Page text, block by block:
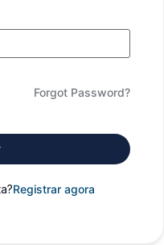
Forgot Password?
Registrar agora